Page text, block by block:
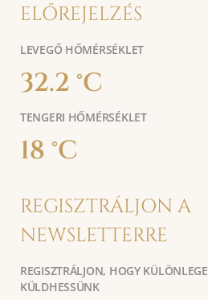
ELŐREJELZÉS
LEVEGŐ HŐMÉRSÉKLET
32.2 °C
TENGERI HŐMÉRSÉKLET
18 °C
REGISZTRÁLJON A
NEWSLETTERRE
REGISZTRÁLJON, HOGY
KÜLDHESSÜNK